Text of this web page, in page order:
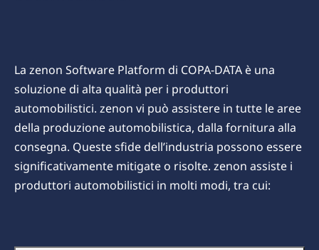
La zenon Software Platform di COPA-DATA è una
soluzione di alta qualità per i produttori
automobilistici. zenon vi può assistere in tutte le aree
della produzione automobilistica, dalla fornitura alla
consegna. Queste sfide dell’industria possono essere
significativamente mitigate o risolte. zenon assiste i
produttori automobilistici in molti modi, tra cui: